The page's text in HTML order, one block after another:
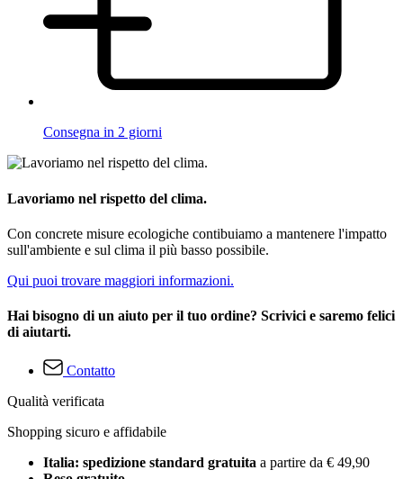
Consegna in 2 giorni
Lavoriamo nel rispetto del clima.
Con concrete misure ecologiche contibuiamo a mantenere l'impatto
sull'ambiente e sul clima il più basso possibile.
Qui puoi trovare maggiori informazioni.
Hai bisogno di un aiuto per il tuo ordine? Scrivici e saremo felici
di aiutarti.
Contatto
Qualità verificata
Shopping sicuro e affidabile
Italia: spedizione standard gratuita a partire da € 49,90